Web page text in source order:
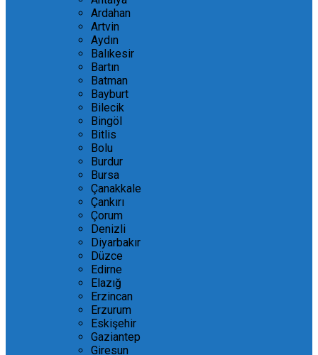
Ardahan
Artvin
Aydın
Balıkesir
Bartın
Batman
Bayburt
Bilecik
Bingöl
Bitlis
Bolu
Burdur
Bursa
Çanakkale
Çankırı
Çorum
Denizli
Diyarbakır
Düzce
Edirne
Elazığ
Erzincan
Erzurum
Eskişehir
Gaziantep
Giresun